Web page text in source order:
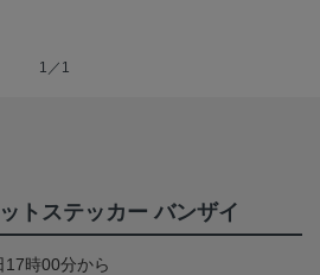
1／1
トステッカー バンザイ
17時00分から